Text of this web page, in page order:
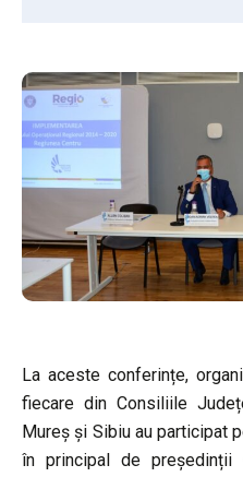
La aceste conferințe,
fiecare din Consiliile
Mureș și Sibiu au participat
în principal de